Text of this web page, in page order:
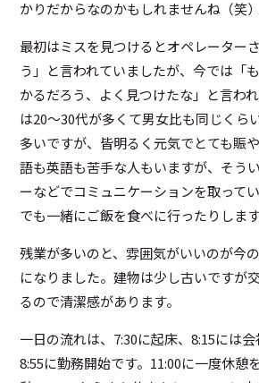
かりだからなのかもしれませんね（笑）
最初はミスを見つけるとオペレーター
う」と言われていましたが、今では「
かるだろう、よく見つけたな」と言わ
は20～30代が多くて男女比も同じくら
多いですが、皆明るく元気でとても賑
語も英語も苦手な人もいますが、そう
ーなどでコミュニケーションを取って
でも一緒にご飯を食べに行ったりします
残業が多いのと、雰囲気がいいのが今
になりました。建物は少し古いですが
るので清潔感があります。
一日の流れは、7:30に起床、8:15には会
8:55に勤務開始です。11:00に一度休憩